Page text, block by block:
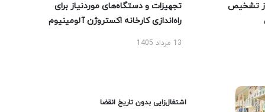
تشخیص
تجهیزات و دستگاه‌های موردنیاز برای
راه‌اندازی کارخانه اکستروژن آلومینیوم
13 مرداد 1405
اشتغال‌زایی بدون تاریخ انقضا